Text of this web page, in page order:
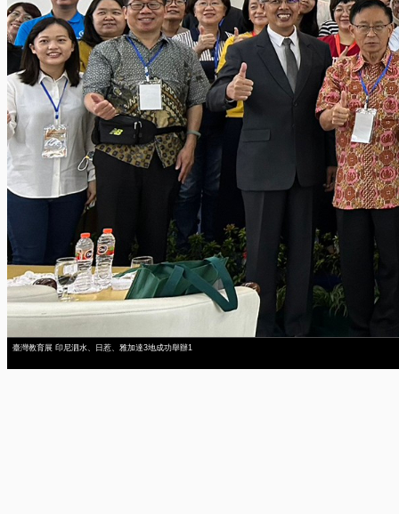
臺灣教育展 印尼泗水、日惹、雅加達3地成功舉辦1